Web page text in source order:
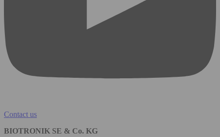
Contact us
BIOTRONIK SE & Co. KG